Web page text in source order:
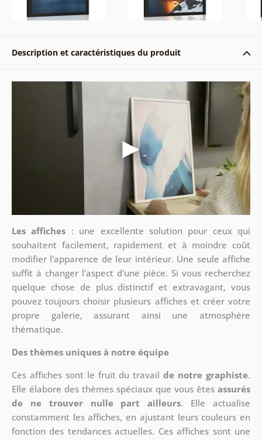
Description et caractéristiques du produit
Les affiches : une excellente solution pour ceux qui
souhaitent facilement, rapidement et à moindre coût
modifier l'apparence de leur intérieur. Une seule affiche
suffit à changer l'aspect d'une pièce. Si vous recherchez
quelque chose de plus distinctif et extravagant, vous
pouvez toujours choisir plusieurs affiches et créer votre
propre galerie, assurant ainsi une atmosphère
thématique.
Des thèmes uniques à notre équipe
Ces affiches sont le fruit du travail de notre graphiste.
Elle élabore des thèmes spéciaux que vous êtesassurés
de ne trouver nulle part ailleurs. Elle actualise
constamment les affiches, en ajustant leurs couleurs en
fonction des tendances actuelles. Ces affiches sont une